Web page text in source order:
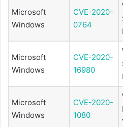
Microsoft
Windows
CVE-2020-
0764
Microsoft
Windows
CVE-2020-
16980
Microsoft
Windows
CVE-2020-
1080